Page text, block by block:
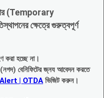
(Temporary
ক্ষেত্রে গুরুত্বপূর্ণ
হচ্ছে না।
বেনিফিটের জ্নয আবেদন করতে
| OTDA ভিজিট করুন।